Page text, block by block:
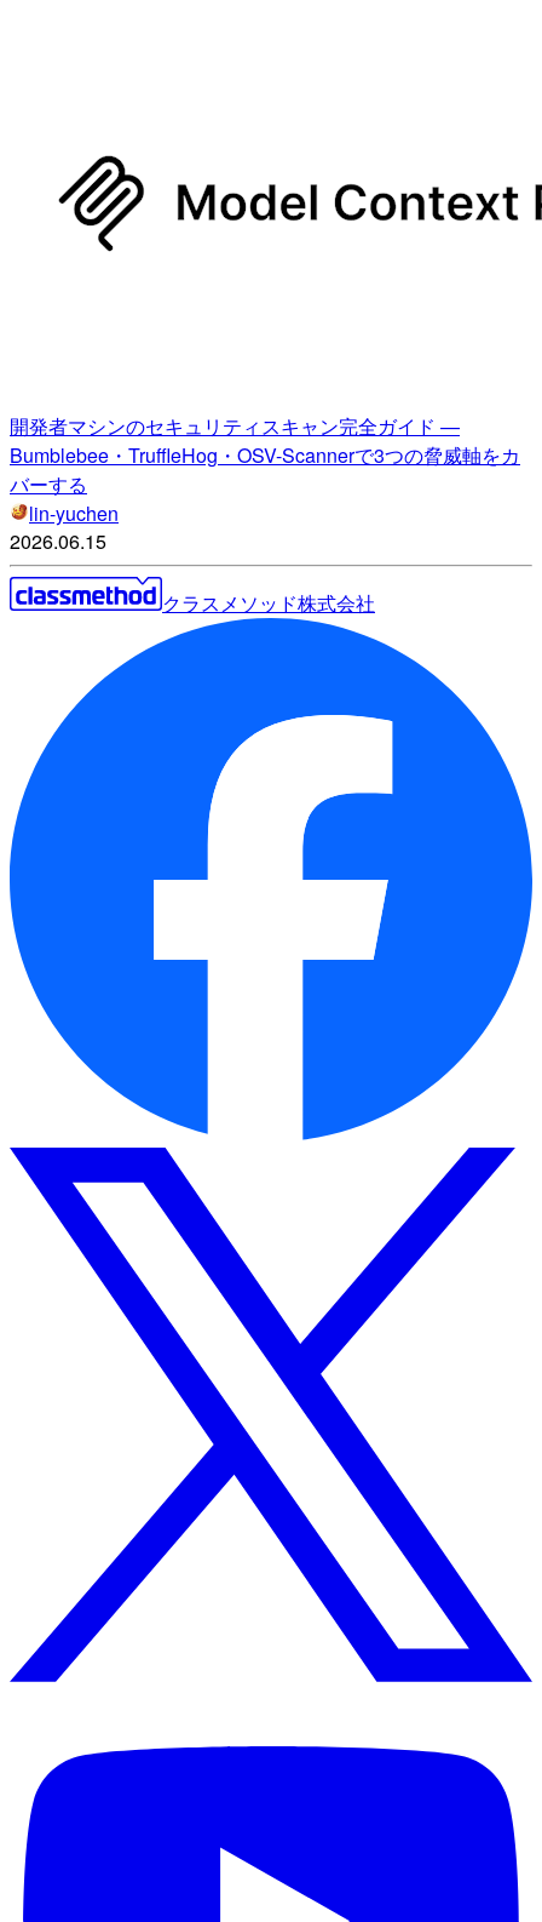
開発者マシンのセキュリティスキャン完全ガイド —
Bumblebee・TruffleHog・OSV-Scannerで3つの脅威軸をカ
バーする
lin-yuchen
2026.06.15
クラスメソッド株式会社